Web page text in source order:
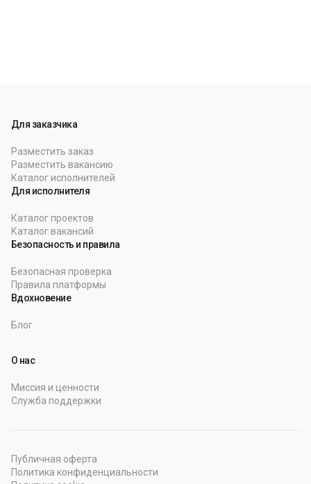
Для заказчика
Разместить заказ
Разместить вакансию
Каталог исполнителей
Для исполнителя
Каталог проектов
Каталог вакансий
Безопасность и правила
Безопасная проверка
Правила платформы
Вдохновение
Блог
О нас
Миссия и ценности
Служба поддержки
Публичная оферта
Политика конфиденциальности